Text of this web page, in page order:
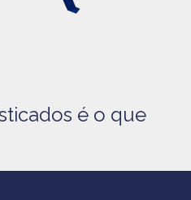
é o que